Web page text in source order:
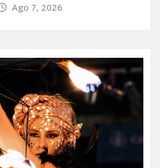
Ago 7, 2026